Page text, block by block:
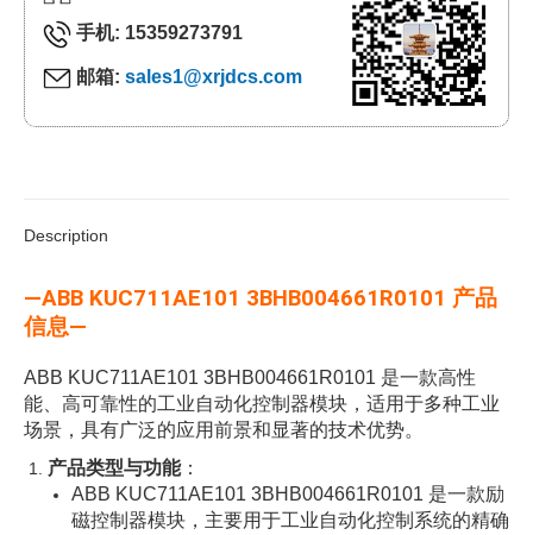
手机: 15359273791
邮箱: sales1@xrjdcs.com
Description
—ABB KUC711AE101 3BHB004661R0101 产品
信息—
ABB KUC711AE101 3BHB004661R0101 是一款高性
能、高可靠性的工业自动化控制器模块，适用于多种工业
场景，具有广泛的应用前景和显著的技术优势。
产品类型与功能：
ABB KUC711AE101 3BHB004661R0101 是一款励
磁控制器模块，主要用于工业自动化控制系统的精确